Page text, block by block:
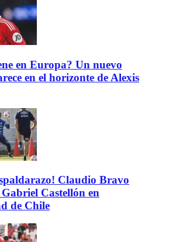
en Europa? Un nuevo
en el horizonte de Alexis
Claudio Bravo
Castellón en
de Chile